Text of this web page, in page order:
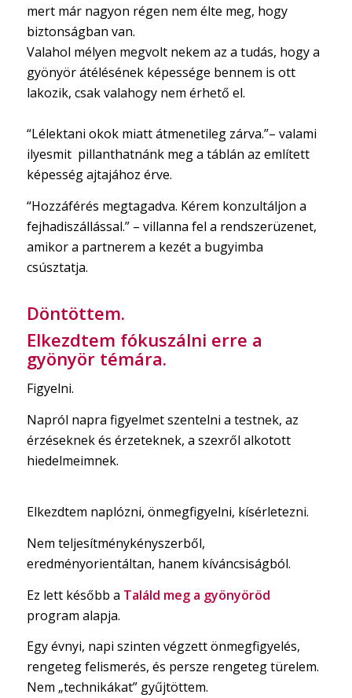
mert már nagyon régen nem élte meg, hogy
biztonságban van.
Valahol mélyen megvolt nekem az a tudás, hogy a
gyönyör átélésének képessége bennem is ott
lakozik, csak valahogy nem érhető el.
“Lélektani okok miatt átmenetileg zárva.”– valami
ilyesmit pillanthatnánk meg a táblán az említett
képesség ajtajához érve.
“Hozzáférés megtagadva. Kérem konzultáljon a
fejhadiszállással.” – villanna fel a rendszerüzenet,
amikor a partnerem a kezét a bugyimba
csúsztatja.
Döntöttem.
Elkezdtem fókuszálni erre a
gyönyör témára.
Figyelni.
Napról napra figyelmet szentelni a testnek, az
érzéseknek és érzeteknek, a szexről alkotott
hiedelmeimnek.
Elkezdtem naplózni, önmegfigyelni, kísérletezni.
Nem teljesítménykényszerből,
eredményorientáltan, hanem kíváncsiságból.
Ez lett később a Találd meg a gyönyöröd
program alapja.
Egy évnyi, napi szinten végzett önmegfigyelés,
rengeteg felismerés, és persze rengeteg türelem.
Nem „technikákat” gyűjtöttem.